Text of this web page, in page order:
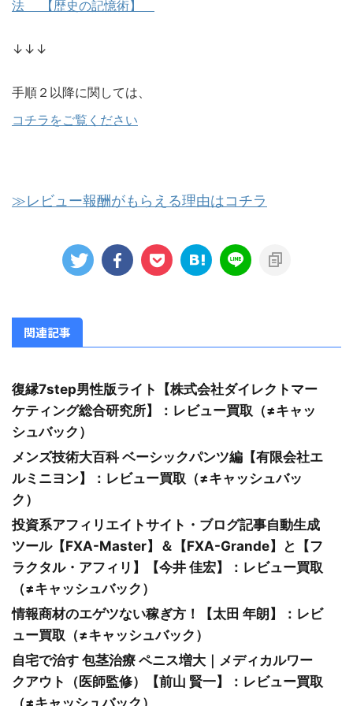
法 【歴史の記憶術】
↓↓↓
手順２以降に関しては、
コチラをご覧ください
≫レビュー報酬がもらえる理由はコチラ
関連記事
復縁7step男性版ライト【株式会社ダイレクトマー
ケティング総合研究所】：レビュー買取（≠キャッ
シュバック）
メンズ技術大百科 ベーシックパンツ編【有限会社エ
ルミニヨン】：レビュー買取（≠キャッシュバッ
ク）
投資系アフィリエイトサイト・ブログ記事自動生成
ツール【FXA-Master】＆【FXA-Grande】と【フ
ラクタル・アフィリ】【今井 佳宏】：レビュー買取
（≠キャッシュバック）
情報商材のエゲツない稼ぎ方！【太田 年朗】：レビ
ュー買取（≠キャッシュバック）
自宅で治す 包茎治療 ペニス増大｜メディカルワー
クアウト（医師監修）【前山 賢一】：レビュー買取